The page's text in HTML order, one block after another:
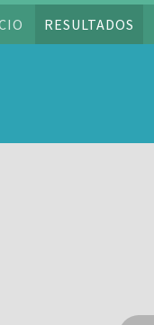
RESULTADOS